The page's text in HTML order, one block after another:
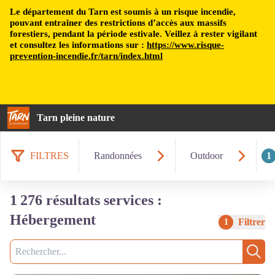
Le département du Tarn est soumis à un risque incendie,
pouvant entraîner des restrictions d’accès aux massifs
forestiers, pendant la période estivale. Veillez à rester vigilant
et consultez les informations sur : https://www.risque-
prevention-incendie.fr/tarn/index.html
Tarn pleine nature
FILTRES Randonnées Outdoor 1
1 276 résultats services :
Hébergement
1 Filtrer
Recherche